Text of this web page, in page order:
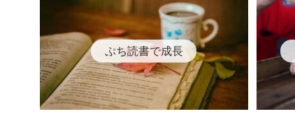
ぷち読書で成長